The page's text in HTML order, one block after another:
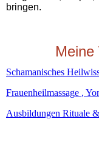
bringen.
Meine
Schamanisches
Frauenheilmassage ,
Ausbildungen Rituale